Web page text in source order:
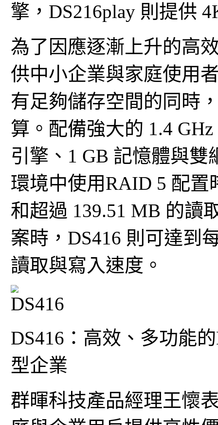
擎，DS216play 則提供
為了因應逐漸上升的高
供中小企業與家庭使用
有足夠儲存空間的同時
算。配備強大的 1.4
引擎、1 GB 記憶體與雙
環境中使用RAID 5 配置
和超過 139.51 MB 的讀
案時，DS416 則可達到
讀取與寫入速度。
DS416：高效、多功能
型企業
群暉科技產品經理王懷